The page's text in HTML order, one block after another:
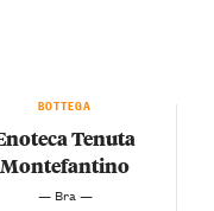
BOTTEGA
Tenuta
Montefantino
— Bra —